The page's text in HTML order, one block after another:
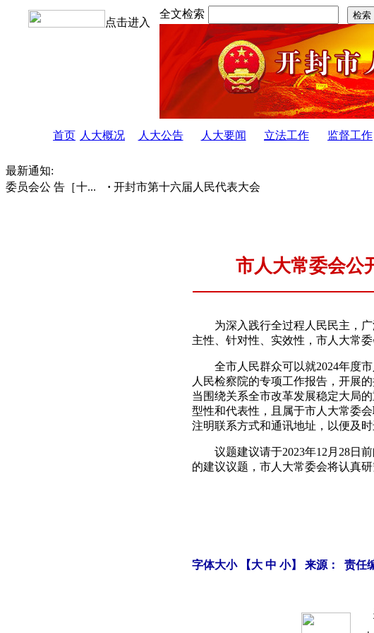
点击进入
全文检索
首页 人大概况 人大公告 人大要闻 立法工作 监督工作
最新通知:
员会公 告［十...
开封市第十六届人民代表大会有关专门委员会主任...
市人大常委会公
为深入践行全过程人民民主，广
主性、针对性、实效性，市人大常
全市人民群众可以就2024年度市
人民检察院的专项工作报告，开展
当围绕关系全市改革发展稳定大局
型性和代表性，且属于市人大常委
注明联系方式和通讯地址，以便及时
议题建议请于2023年12月28日前
的建议议题，市人大常委会将认真研
字体大小 【大 中 小】 来源： 责任